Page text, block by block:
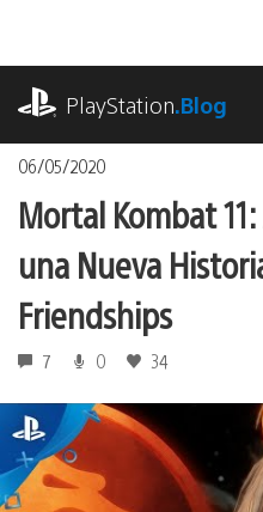
contenido
PlayStation.Blog
06/05/2020
Mortal Kombat
una Nueva
Friendships
7 0 34